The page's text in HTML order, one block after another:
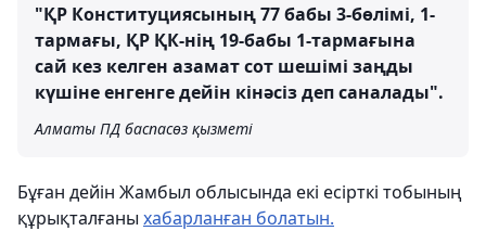
"ҚР Конституциясының 77 бабы 3-бөлімі, 1-
тармағы, ҚР ҚК-нің 19-бабы 1-тармағына
сай кез келген азамат сот шешімі заңды
күшіне енгенге дейін кінәсіз деп саналады".
Алматы ПД баспасөз қызметі
Бұған дейін Жамбыл облысында екі есірткі тобының
құрықталғаны хабарланған болатын.